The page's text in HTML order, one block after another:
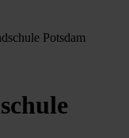
Potsdam